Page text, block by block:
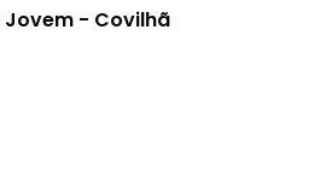
Jovem - Covilhã